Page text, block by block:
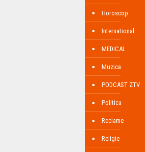
Horoscop
International
MEDICAL
Muzica
PODCAST ZTV
Politica
Reclame
Religie